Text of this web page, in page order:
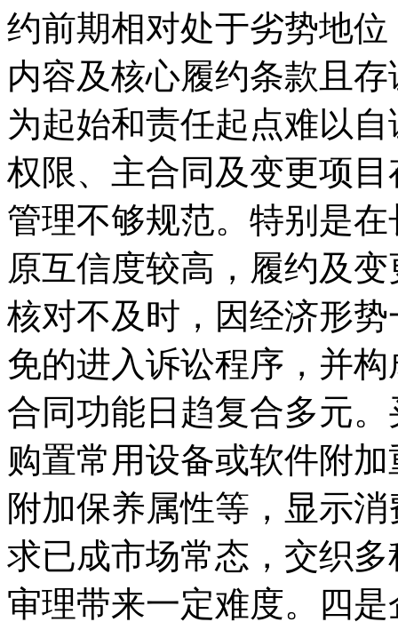
约前期相对处于劣势地
内容及核心履约条款且
为起始和责任起点难以
权限、主合同及变更项
管理不够规范。特别是
原互信度较高，履约及
核对不及时，因经济形
免的进入诉讼程序，并
合同功能日趋复合多元
购置常用设备或软件附
附加保养属性等，显示
求已成市场常态，交织
审理带来一定难度。四